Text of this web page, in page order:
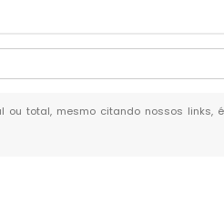
ou total, mesmo citando nossos links,